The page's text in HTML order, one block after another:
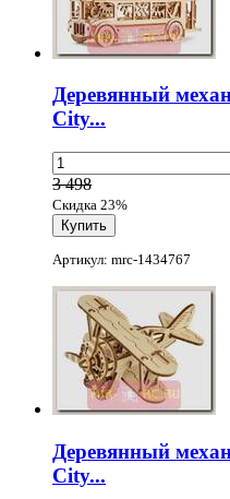
Деревянный
City...
3 498
Скидка 23%
Артикул: mrc-1434767
Деревянный
City...